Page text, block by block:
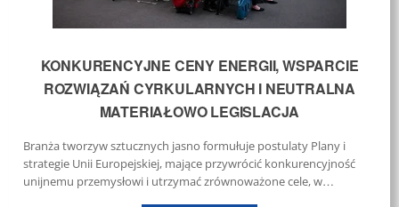
KONKURENCYJNE CENY ENERGII, WSPARCIE
ROZWIĄZAŃ CYRKULARNYCH I NEUTRALNA
MATERIAŁOWO LEGISLACJA
Branża tworzyw sztucznych jasno formułuje postulaty Plany i
strategie Unii Europejskiej, mające przywrócić konkurencyjność
unijnemu przemysłowi i utrzymać zrównoważone cele, w